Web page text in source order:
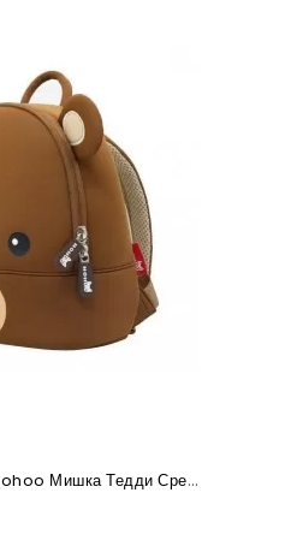
Рюкзак Детский Nohoo Мишка Тедди Средний